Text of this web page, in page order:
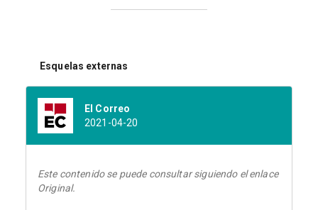
Esquelas externas
El Correo
2021-04-20
Este contenido se puede consultar siguiendo el enlace
Original.